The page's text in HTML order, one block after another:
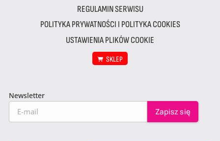
REGULAMIN SERWISU
POLITYKA PRYWATNOŚCI I POLITYKA COOKIES
USTAWIENIA PLIKÓW COOKIE
SKLEP
Newsletter